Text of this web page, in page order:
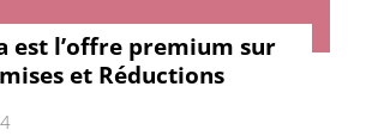
est l’offre premium sur
et Réductions